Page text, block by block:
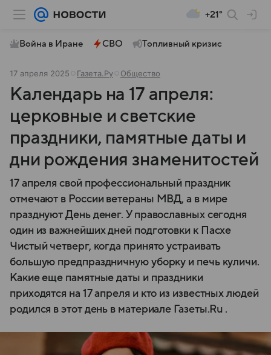
+21°
Война в Иране СВО Топливный кризис
17 апреля 2025 Газета.Ру Общество
Календарь на 17 апреля:
церковные и светские
праздники, памятные даты и
дни рождения знаменитостей
17 апреля свой профессиональный праздник
отмечают в России ветераны МВД, а в мире
празднуют День денег. У православных сегодня
один из важнейших дней подготовки к Пасхе
Чистый четверг, когда принято устраивать
большую предпраздничную уборку и печь куличи.
Какие еще памятные даты и праздники
приходятся на 17 апреля и кто из известных людей
родился в этот день в материале Газеты.Ru .